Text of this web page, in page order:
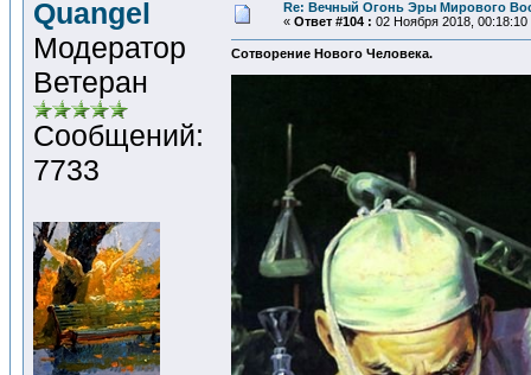
Quangel
Модератор
Ветеран
Сообщений:
7733
Re: Вечный Огонь Эры Мирового
« Ответ #104 : 02 Ноября 2018, 00:18:10
Сотворение Нового Человека.